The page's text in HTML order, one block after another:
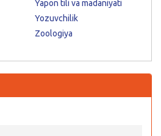
Yapon tili va madaniyati
Yozuvchilik
Zoologiya